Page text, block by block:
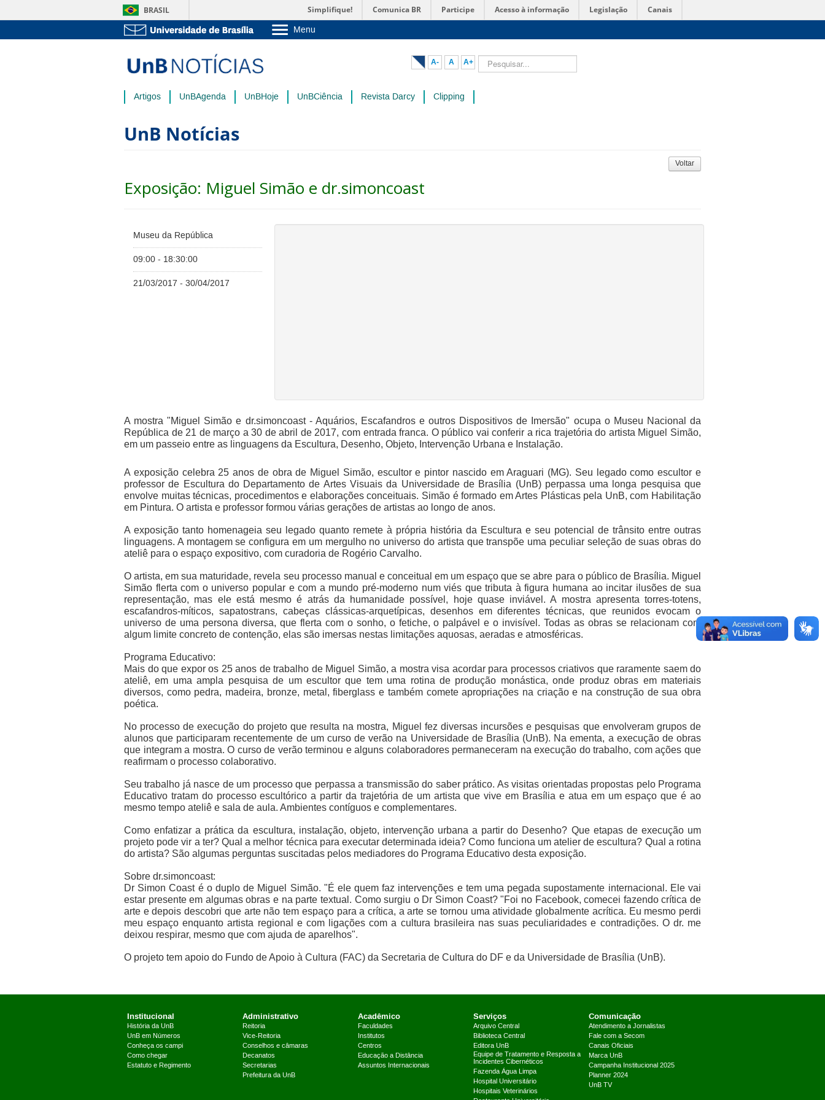
BRASIL Simplifique! Comunica BR Participe Acesso à informação Legislação Canais
Menu
Pós-Graduação
Administração
A- A A+ Pesquisar...
Artigos UnBAgenda UnBHoje UnBCiência Revista Darcy Clipping
UnB Notícias
Voltar
Exposição: Miguel Simão e dr.simoncoast
Museu da República
09:00 - 18:30:00
21/03/2017 - 30/04/2017
A mostra "Miguel Simão e dr.simoncoast - Aquários, Escafandros e outros Dispositivos de Imersão" ocupa o Museu Nacional da
República de 21 de março a 30 de abril de 2017, com entrada franca. O público vai conferir a rica trajetória do artista Miguel Simão,
em um passeio entre as linguagens da Escultura, Desenho, Objeto, Intervenção Urbana e Instalação.
A exposição celebra 25 anos de obra de Miguel Simão, escultor e pintor nascido em Araguari (MG). Seu legado como escultor e
professor de Escultura do Departamento de Artes Visuais da Universidade de Brasília (UnB) perpassa uma longa pesquisa que
envolve muitas técnicas, procedimentos e elaborações conceituais. Simão é formado em Artes Plásticas pela UnB, com Habilitação
em Pintura. O artista e professor formou várias gerações de artistas ao longo de anos.
A exposição tanto homenageia seu legado quanto remete à própria história da Escultura e seu potencial de trânsito entre outras
linguagens. A montagem se configura em um mergulho no universo do artista que transpõe uma peculiar seleção de suas obras do
ateliê para o espaço expositivo, com curadoria de Rogério Carvalho.
O artista, em sua maturidade, revela seu processo manual e conceitual em um espaço que se abre para o público de Brasília. Miguel
Simão flerta com o universo popular e com a mundo pré-moderno num viés que tributa à figura humana ao incitar ilusões de sua
representação, mas ele está mesmo é atrás da humanidade possível, hoje quase inviável. A mostra apresenta torres-totens,
escafandros-míticos, sapatostrans, cabeças clássicas-arquetípicas, desenhos em diferentes técnicas, que reunidos evocam o
universo de uma persona diversa, que flerta com o sonho, o fetiche, o palpável e o invisível. Todas as obras se relacionam com
algum limite concreto de contenção, elas são imersas nestas limitações aquosas, aeradas e atmosféricas.
Programa Educativo:
Mais do que expor os 25 anos de trabalho de Miguel Simão, a mostra visa acordar para processos criativos que raramente saem do
ateliê, em uma ampla pesquisa de um escultor que tem uma rotina de produção monástica, onde produz obras em materiais
diversos, como pedra, madeira, bronze, metal, fiberglass e também comete apropriações na criação e na construção de sua obra
poética.
No processo de execução do projeto que resulta na mostra, Miguel fez diversas incursões e pesquisas que envolveram grupos de
alunos que participaram recentemente de um curso de verão na Universidade de Brasília (UnB). Na ementa, a execução de obras
que integram a mostra. O curso de verão terminou e alguns colaboradores permaneceram na execução do trabalho, com ações que
reafirmam o processo colaborativo.
Seu trabalho já nasce de um processo que perpassa a transmissão do saber prático. As visitas orientadas propostas pelo Programa
Educativo tratam do processo escultórico a partir da trajetória de um artista que vive em Brasília e atua em um espaço que é ao
mesmo tempo ateliê e sala de aula. Ambientes contíguos e complementares.
Como enfatizar a prática da escultura, instalação, objeto, intervenção urbana a partir do Desenho? Que etapas de execução um
projeto pode vir a ter? Qual a melhor técnica para executar determinada ideia? Como funciona um atelier de escultura? Qual a rotina
do artista? São algumas perguntas suscitadas pelos mediadores do Programa Educativo desta exposição.
Sobre dr.simoncoast:
Dr Simon Coast é o duplo de Miguel Simão. "É ele quem faz intervenções e tem uma pegada supostamente internacional. Ele vai
estar presente em algumas obras e na parte textual. Como surgiu o Dr Simon Coast? "Foi no Facebook, comecei fazendo crítica de
arte e depois descobri que arte não tem espaço para a crítica, a arte se tornou uma atividade globalmente acrítica. Eu mesmo perdi
meu espaço enquanto artista regional e com ligações com a cultura brasileira nas suas peculiaridades e contradições. O dr. me
deixou respirar, mesmo que com ajuda de aparelhos".
O projeto tem apoio do Fundo de Apoio à Cultura (FAC) da Secretaria de Cultura do DF e da Universidade de Brasília (UnB).
Institucional
História da UnB
UnB em Números
Conheça os campi
Como chegar
Estatuto e Regimento
Administrativo
Reitoria
Vice-Reitoria
Conselhos e câmaras
Decanatos
Secretarias
Prefeitura da UnB
Acadêmico
Faculdades
Institutos
Centros
Educação a Distância
Assuntos Internacionais
Serviços
Arquivo Central
Biblioteca Central
Editora UnB
Equipe de Tratamento e Resposta a
Incidentes Cibernéticos
Fazenda Água Limpa
Hospital Universitário
Hospitais Veterinários
Comunicação
Atendimento a Jornalistas
Fale com a Secom
Canais Oficiais
Marca UnB
Campanha Institucional 2025
Planner 2024
UnB TV